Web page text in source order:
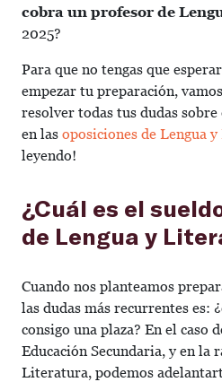
cobra un profesor de
2025?
Para que no tengas que
empezar tu preparación,
resolver todas tus dudas sobre
en las oposiciones de Lengua
leyendo!
¿Cuál es el
de Lengua y
Cuando nos planteamos
las dudas más recurrentes es:
consigo una plaza? En el caso
Educación Secundaria, y en la
Literatura, podemos